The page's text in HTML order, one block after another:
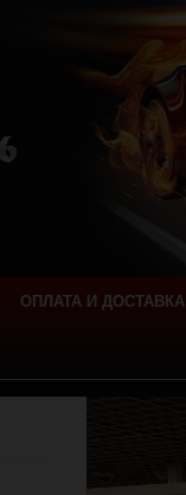
ОПЛАТА И ДОСТАВКА